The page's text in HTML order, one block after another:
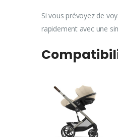
Si vous prévoyez de
rapidement avec une